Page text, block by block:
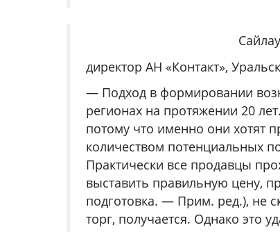
директор АН «Контакт», Уральск
— Подход в формировании
регионах на протяжении 20
потому что именно они хотят
количеством потенциальных
Практически все продавцы
выставить правильную цену,
подготовка. — Прим. ред.), не
торг, получается. Однако это